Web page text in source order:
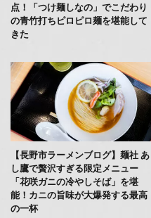
点！「つけ麺しなの」でこだわり
の青竹打ちピロピロ麺を堪能して
きた
【長野市ラーメンブログ】麺社 あ
し鷹で贅沢すぎる限定メニュー
「花咲ガニの冷やしそば」を堪
能！カニの旨味が大爆発する最高
の一杯